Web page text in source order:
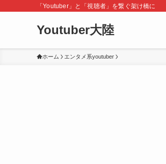
「Youtuber」と「視聴者」を繋ぐ架け橋に
Youtuber大陸
ホーム エンタメ系youtuber